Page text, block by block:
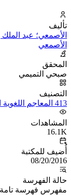
تأليف
الأصمعي؛ عبد
الأصمعي
المحقق
صبحي التميمي
التصنيف
413 المعاجم اللغوية العربية
المشاهدات
16.1K
أُضيف للمكتبة
08/20/2016
حالة الفهرسة
مفهرس فهرسة تامة